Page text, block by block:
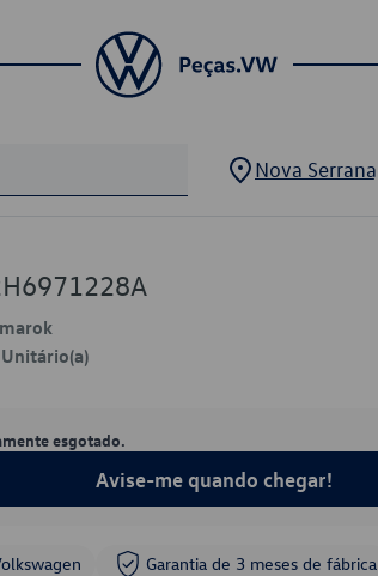
Nova Serrana
Unitário(a)
esgotado.
Avise-me quando chegar!
Garantia de 3 meses de fábrica